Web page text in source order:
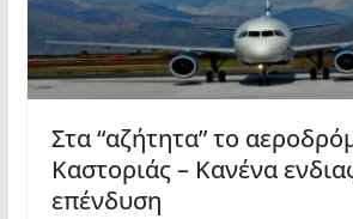
Στα “αζήτητα” το
Καστοριάς – Κανένα
επένδυση